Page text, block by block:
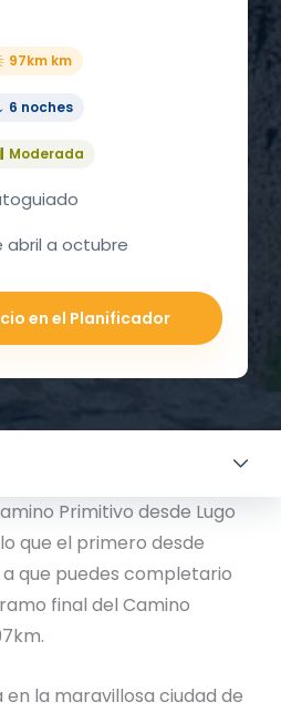
97km km
6 noches
Moderada
abril a octubre
en el Planificador
Primitivo desde Lugo
que el primero desde
a que puedes completario
final del Camino
la maravillosa ciudad de